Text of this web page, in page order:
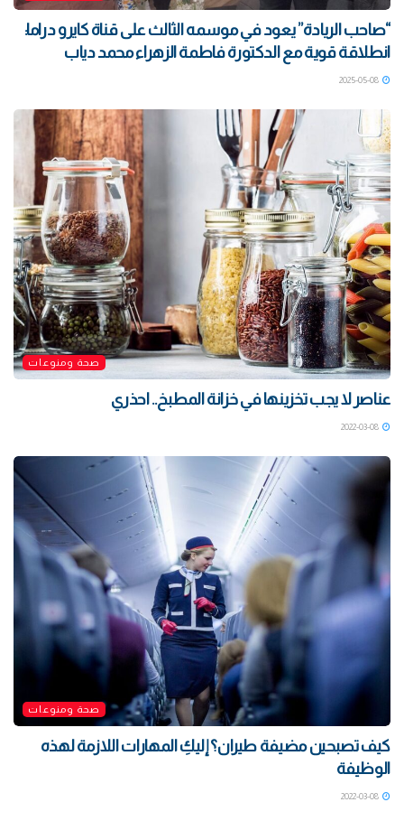
“صاحب الريادة” يعود في موسمه الثالث على قناة كايرو دراما:
انطلاقة قوية مع الدكتورة فاطمة الزهراء محمد دياب
صحة ومنوعات
عناصر لا يجب تخزينها في خزانة المطبخ.. احذري
صحة ومنوعات
كيف تصبحين مضيفة طيران؟ إليكِ المهارات اللازمة لهذه
الوظيفة